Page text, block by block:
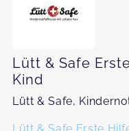
Lütt & Safe
Kind
Lütt & Safe,
Lütt & Safe Erste